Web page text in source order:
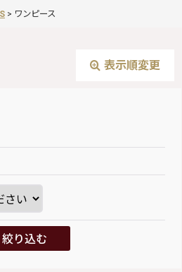
> ワンピース
表示順変更
絞り込む